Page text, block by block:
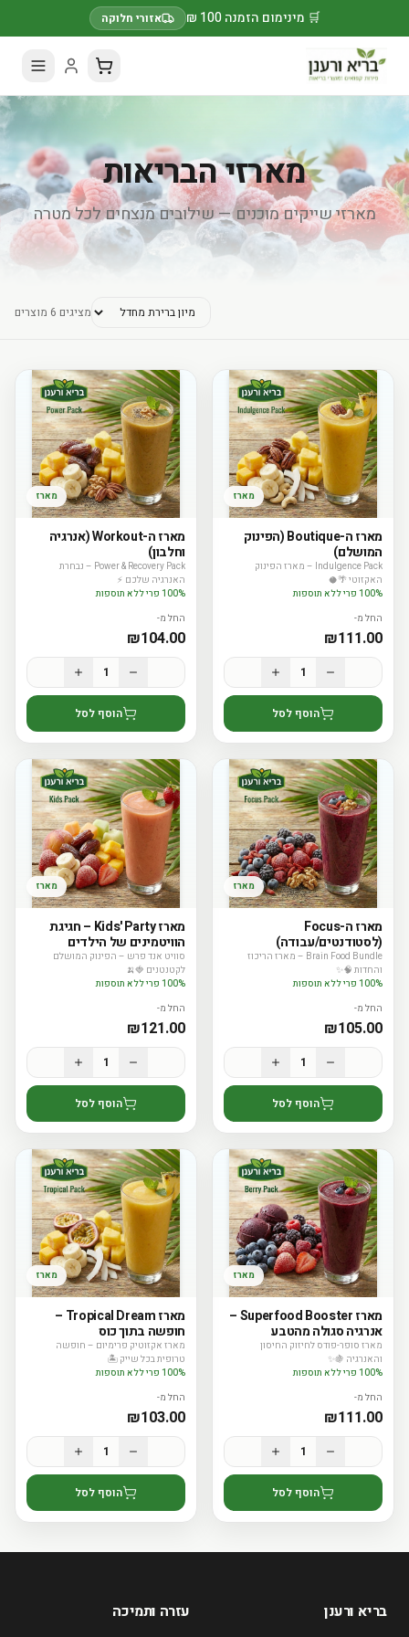
🛒 מינימום הזמנה 100 ₪ אזורי חלוקה
מארזי הבריאות
מארזי שייקים מוכנים — שילובים מנצחים לכל מטרה
מציגים 6 מוצרים
מארז
מארז ה-Boutique (הפינוק
המושלם)
Indulgence Pack – מארז הפינוק
האקזוטי 🌴🥥
100% פרי ללא תוספות
החל מ-
₪111.00
1
הוסף לסל
מארז
מארז ה-Workout (אנרגיה
וחלבון)
Power & Recovery Pack – נבחרת
האנרגיה שלכם ⚡
100% פרי ללא תוספות
החל מ-
₪104.00
1
הוסף לסל
מארז
מארז ה-Focus
(לסטודנטים/עבודה)
Brain Food Bundle – מארז הריכוז
והחדות 🧠✨
100% פרי ללא תוספות
החל מ-
₪105.00
1
הוסף לסל
מארז
מארז Kids' Party – חגיגת
הוויטמינים של הילדים
סוויט אנד פרש – הפינוק המושלם
לקטנטנים 🍓🍌
100% פרי ללא תוספות
החל מ-
₪121.00
1
הוסף לסל
מארז
מארז Superfood Booster –
אנרגיה סגולה מהטבע
מארז סופר-פודס לחיזוק החיסון
והאנרגיה 🍇✨
100% פרי ללא תוספות
החל מ-
₪111.00
1
הוסף לסל
מארז
מארז Tropical Dream –
חופשה בתוך כוס
מארז אקזוטיק פרימיום – חופשה
טרופית בכל שייק 🏝️
100% פרי ללא תוספות
החל מ-
₪103.00
1
הוסף לסל
בריא ורענן עזרה ותמיכה